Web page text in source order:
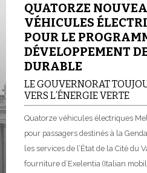
QUATORZE
VÉHICULES
POUR LE
DÉVELOPPEMENT
DURABLE
LE GOUVERNORAT
VERS L’ÉNERGIE VERTE
Quatorze véhicules électriques
pour passagers destinés à la
les services de l’État de la Cité du
fourniture d’Exelentia (Italian